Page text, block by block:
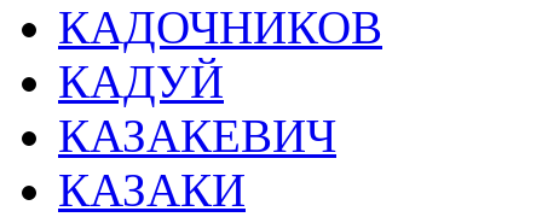
КАДОЧНИКОВ
КАДУЙ
КАЗАКЕВИЧ
КАЗАКИ